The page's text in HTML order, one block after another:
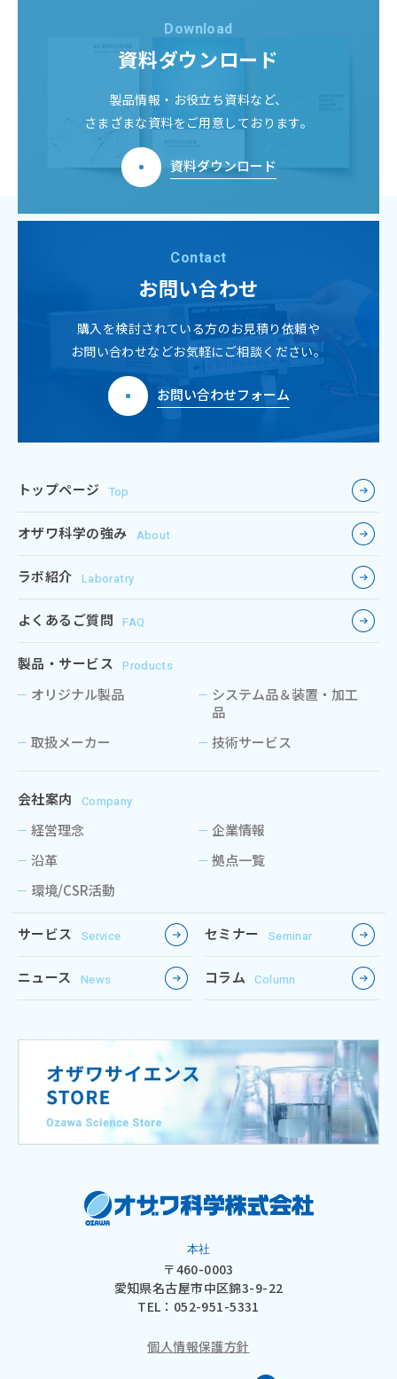
Download
資料ダウンロード
製品情報・お役立ち資料など、
さまざまな資料をご用意しております。
資料ダウンロード
Contact
お問い合わせ
購入を検討されている方のお見積り依頼や
お問い合わせなどお気軽にご相談ください。
お問い合わせフォーム
本社
〒460-0003
愛知県名古屋市中区錦3-9-22
TEL： 052-951-5331
個人情報保護方針
Top
トップページ
About
オザワ科学の強み
Laboratry
ラボ紹介
FAQ
よくあるご質問
Products
製品・サービス
オリジナル製品
システム品＆装置・加工
品
取扱メーカー
技術サービス
Company
会社案内
経営理念
企業情報
沿革
拠点一覧
環境/CSR活動
Service
サービス Seminar
セミナー
News
ニュース Column
コラム